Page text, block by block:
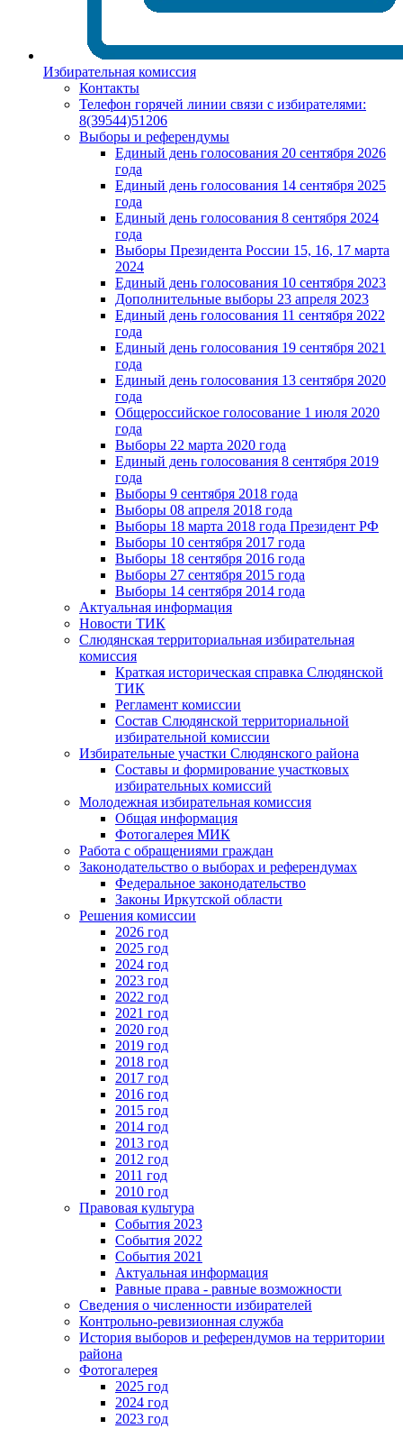
Избирательная комиссия
Контакты
Телефон горячей линии связи с избирателями:
8(39544)51206
Выборы и референдумы
Единый день голосования 20 сентября 2026
года
Единый день голосования 14 сентября 2025
года
Единый день голосования 8 сентября 2024
года
Выборы Президента России 15, 16, 17 марта
2024
Единый день голосования 10 сентября 2023
Дополнительные выборы 23 апреля 2023
Единый день голосования 11 сентября 2022
года
Единый день голосования 19 сентября 2021
года
Единый день голосования 13 сентября 2020
года
Общероссийское голосование 1 июля 2020
года
Выборы 22 марта 2020 года
Единый день голосования 8 сентября 2019
года
Выборы 9 сентября 2018 года
Выборы 08 апреля 2018 года
Выборы 18 марта 2018 года Президент РФ
Выборы 10 сентября 2017 года
Выборы 18 сентября 2016 года
Выборы 27 сентября 2015 года
Выборы 14 сентября 2014 года
Актуальная информация
Новости ТИК
Слюдянская территориальная избирательная
комиссия
Краткая историческая справка Слюдянской
ТИК
Регламент комиссии
Состав Слюдянской территориальной
избирательной комиссии
Избирательные участки Слюдянского района
Составы и формирование участковых
избирательных комиссий
Молодежная избирательная комиссия
Общая информация
Фотогалерея МИК
Работа с обращениями граждан
Законодательство о выборах и референдумах
Федеральное законодательство
Законы Иркутской области
Решения комиссии
2026 год
2025 год
2024 год
2023 год
2022 год
2021 год
2020 год
2019 год
2018 год
2017 год
2016 год
2015 год
2014 год
2013 год
2012 год
2011 год
2010 год
Правовая культура
События 2023
События 2022
События 2021
Актуальная информация
Равные права - равные возможности
Сведения о численности избирателей
Контрольно-ревизионная служба
История выборов и референдумов на территории
района
Фотогалерея
2025 год
2024 год
2023 год